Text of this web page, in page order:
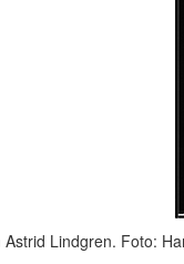
Astrid Lindgren. Foto: